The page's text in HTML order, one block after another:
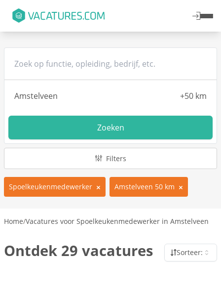
Zoeken
Filters
Spoelkeukenmedewerker Amstelveen 50 km
Home/Vacatures voor Spoelkeukenmedewerker in Amstelveen
Ontdek 29 vacatures Sorteer: